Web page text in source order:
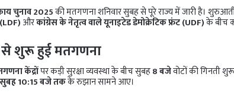
चुनाव 2025की मतगणना शनिवार सुबह से पूरे राज्य में जारी है।
औरकांग्रेस के नेतृत्व वाले यूनाइटेड डेमोक्रेटिक फ्रंट (UDF)के बीच
शुरू हुई मतगणना
केंद्रोंपर कड़ी सुरक्षा व्यवस्था के बीच सुबह8 बजेवोटों की गिनती
सुबह 10:15 बजे तकके रुझान सामने आए।